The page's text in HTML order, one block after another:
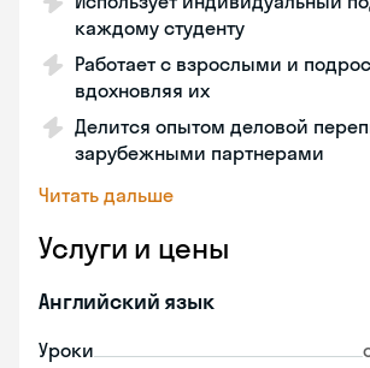
каждому студенту
Работает с взрослыми и
вдохновляя их
Делится опытом деловой
зарубежными партнерами
Читать дальше
Услуги и цены
Английский язык
Уроки